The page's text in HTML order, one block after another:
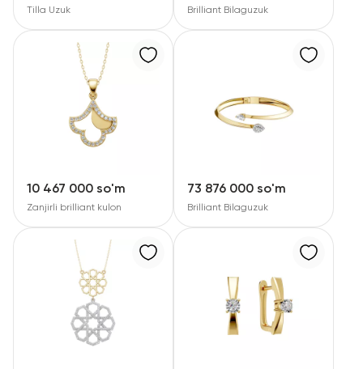
Do'kon topish
Sevimli
+998 71 205 22 22
Tilla Uzuk Brilliant Bilaguzuk
10 467 000 so'm
Zanjirli brilliant kulon
73 876 000 so'm
Brilliant Bilaguzuk